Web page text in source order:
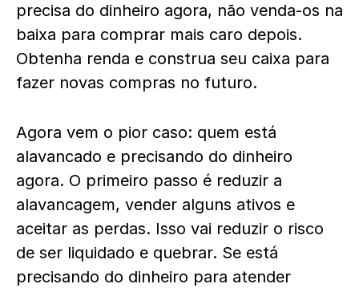
precisa do dinheiro agora, não venda-os na
baixa para comprar mais caro depois.
Obtenha renda e construa seu caixa para
fazer novas compras no futuro.
Agora vem o pior caso: quem está
alavancado e precisando do dinheiro
agora. O primeiro passo é reduzir a
alavancagem, vender alguns ativos e
aceitar as perdas. Isso vai reduzir o risco
de ser liquidado e quebrar. Se está
precisando do dinheiro para atender